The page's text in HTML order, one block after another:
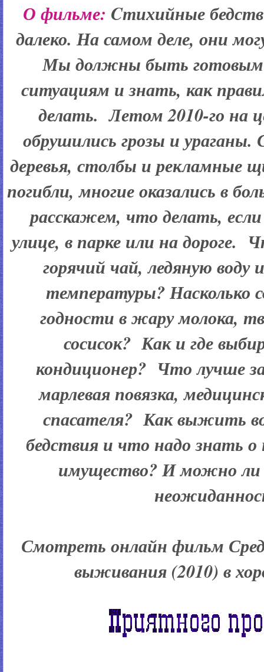
О фильме: Cтихийные
далеко. На самом деле, они
Мы должны быть
ситуациям и знать, как
делать. Летом 2010-го на
обрушились грозы и
деревья, столбы и рекламные
погибли, многие оказались в
расскажем, что делать, если
улице, в парке или на
горячий чай, ледяную воду
температуры? Насколько
годности в жару молока,
сосисок? Как и где
кондиционер? Что лучше
марлевая повязка,
спасателя? Как выжить
бедствия и что надо знать
имущество? И можно ли
Смотреть онлайн фильм
выживания (2010) в